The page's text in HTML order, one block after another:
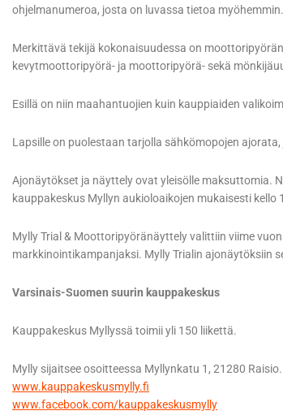
ohjelmanumeroa, josta on luvassa tietoa myöhemmin.
Merkittävä tekijä kokonaisuudessa on
kevytmoottoripyörä- ja moottoripyörä- sekä
Esillä on niin maahantuojien kuin kauppiaiden
Lapsille on puolestaan tarjolla sähkömopojen
Ajonäytökset ja näyttely ovat yleisölle maksuttomia.
kauppakeskus Myllyn aukioloaikojen mukaisesti kello
Mylly Trial & Moottoripyöränäyttely valittiin viime
markkinointikampanjaksi. Mylly Trialin
Varsinais-Suomen suurin kauppakeskus
Kauppakeskus Myllyssä toimii yli 150 liikettä.
Mylly sijaitsee osoitteessa Myllynkatu 1, 21280 Raisio.
www.kauppakeskusmylly.fi
www.facebook.com/kauppakeskusmylly